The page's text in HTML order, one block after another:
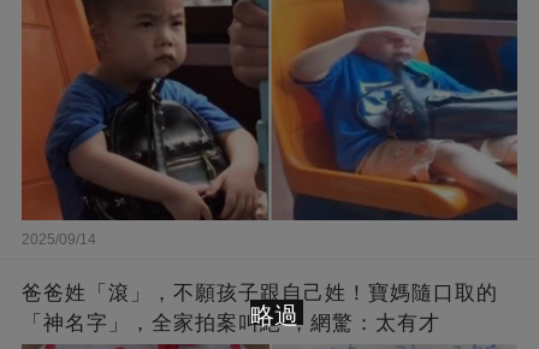
2025/09/14
爸爸姓「滾」，不願孩子跟自己姓！寶媽隨口取的
「神名字」，全家拍案叫絕 ，網驚：太有才
略過